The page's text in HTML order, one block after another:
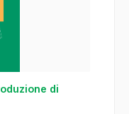
di